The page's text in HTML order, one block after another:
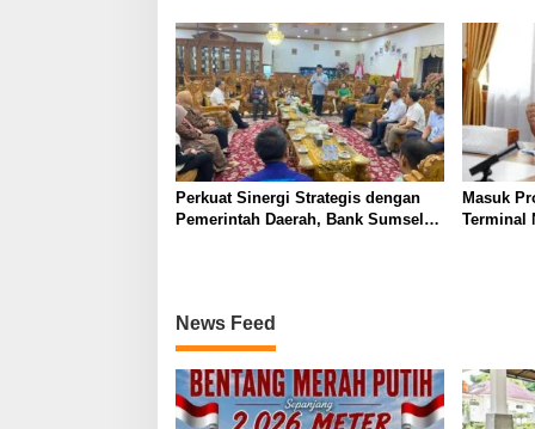
Puncak
Perkuat Sinergi Strategis dengan
Pemerintah Daerah, Bank Sumsel
Masuk
Terminal
News Feed